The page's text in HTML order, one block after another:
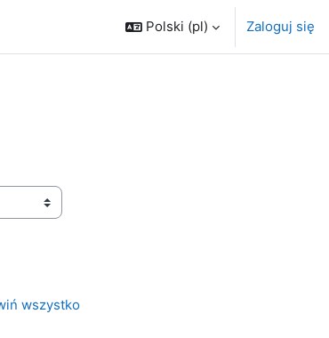
Polski ‎(pl)‎ Zaloguj się
wszystko